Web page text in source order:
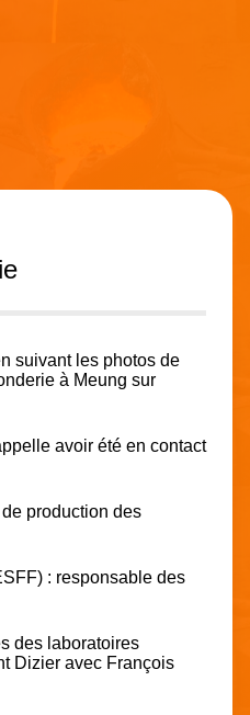
suivant les photos de
à Meung sur
avoir été en contact
production des
: responsable des
des laboratoires
Dizier avec François